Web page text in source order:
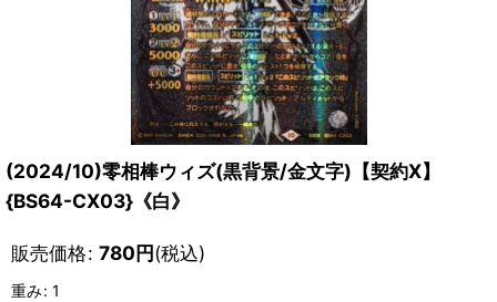
(2024/10)零相棒ウィズ(黒背景/金文字)【契約X】
{BS64-CX03}《白》
販売価格: 780円(税込)
重み: 1